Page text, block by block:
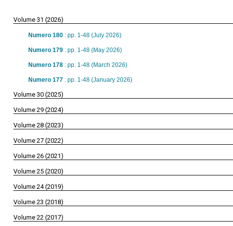
Volume 31 (2026)
Numero 180 : pp. 1-48 (July 2026)
Numero 179 : pp. 1-48 (May 2026)
Numero 178 : pp. 1-48 (March 2026)
Numero 177 : pp. 1-48 (January 2026)
Volume 30 (2025)
Volume 29 (2024)
Volume 28 (2023)
Volume 27 (2022)
Volume 26 (2021)
Volume 25 (2020)
Volume 24 (2019)
Volume 23 (2018)
Volume 22 (2017)